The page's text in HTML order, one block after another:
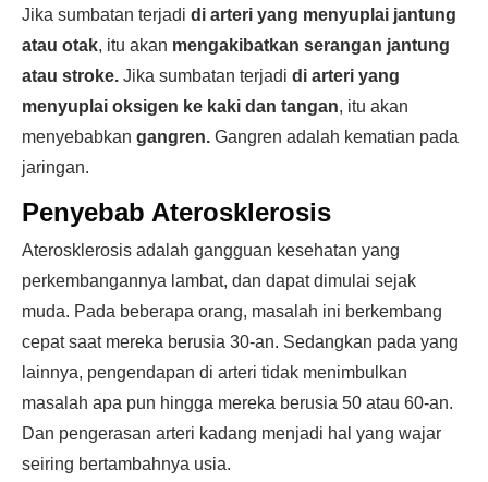
Jika sumbatan terjadi di arteri yang menyuplai jantung
atau otak, itu akan mengakibatkan serangan jantung
atau stroke. Jika sumbatan terjadi di arteri yang
menyuplai oksigen ke kaki dan tangan, itu akan
menyebabkan gangren. Gangren adalah kematian pada
jaringan.
Penyebab Aterosklerosis
Aterosklerosis adalah gangguan kesehatan yang
perkembangannya lambat, dan dapat dimulai sejak
muda. Pada beberapa orang, masalah ini berkembang
cepat saat mereka berusia 30-an. Sedangkan pada yang
lainnya, pengendapan di arteri tidak menimbulkan
masalah apa pun hingga mereka berusia 50 atau 60-an.
Dan pengerasan arteri kadang menjadi hal yang wajar
seiring bertambahnya usia.